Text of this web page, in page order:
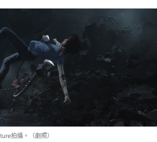
拍攝。（劇照）